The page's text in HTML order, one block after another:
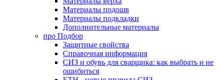
Материалы подошв
Материалы подкладки
Дополнительные материалы
про Подбор
Защитные свойства
Справочная информация
СИЗ и обувь для сварщика: как выбрать и не
ошибиться